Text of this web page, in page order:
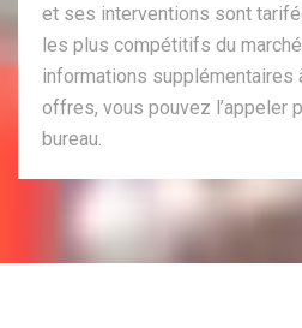
et ses interventions sont
les plus compétitifs du
informations supplémentaires
offres, vous pouvez l’appeler
bureau.